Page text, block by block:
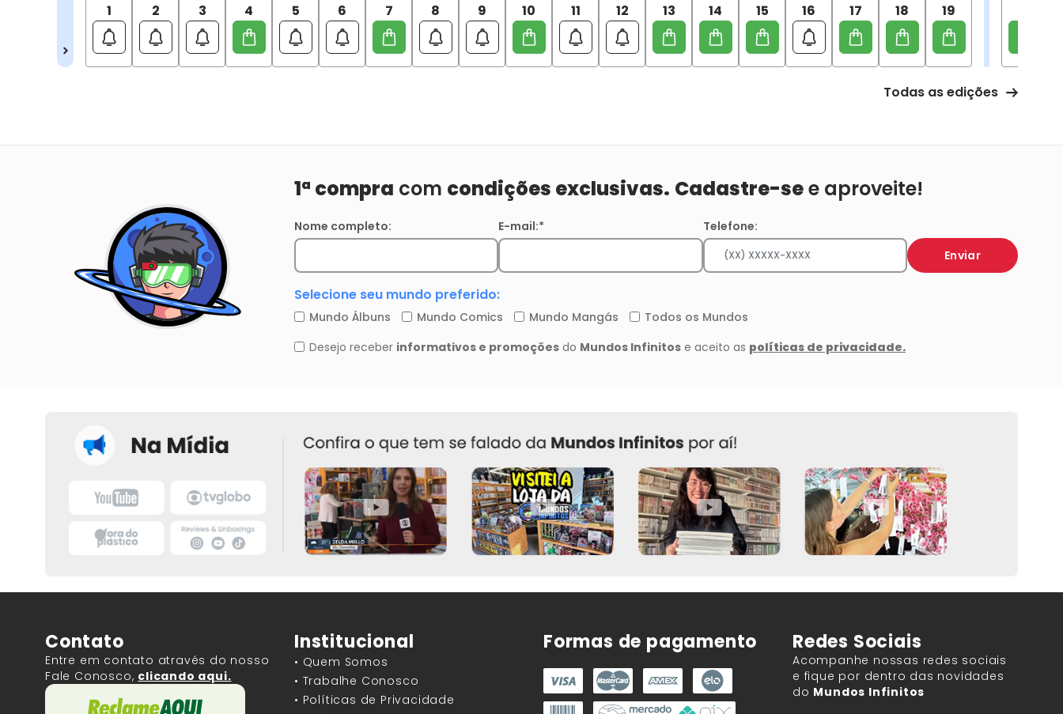
1 2 3 4 5 6 7 8 9 10 11 12 13 14 15 16 17 18 19
Todas as edições
Contato
Entre em contato através do nosso
Fale Conosco, clicando aqui.
Institucional
• Quem Somos
• Trabalhe Conosco
• Políticas de Privacidade
Formas de pagamento Redes Sociais
Acompanhe nossas redes sociais
e fique por dentro das novidades
do Mundos Infinitos